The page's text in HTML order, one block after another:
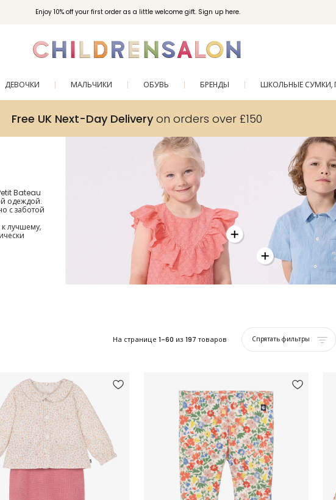
Enjoy 10% off your first order as a little welcome gift. Sign up here.
ДЕВОЧКИ МАЛЬЧИКИ ОБУВЬ БРЕНДЫ ШКОЛЬНЫЕ СУМКИ,
Free UK Next-Day Deliveryon orders over £150
Bateau
одеждой.
с заботой
лучшему,
На странице 1-60 из 197 товаров Спрятать фильтры